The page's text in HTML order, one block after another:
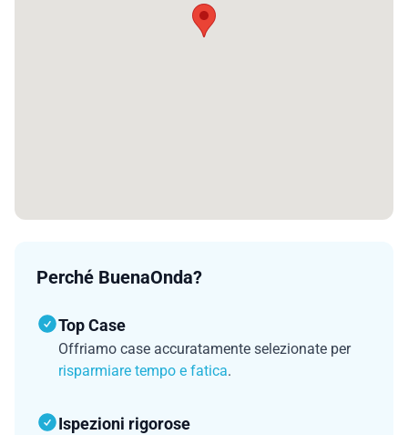
Perché BuenaOnda?
Top Case
Offriamo case accuratamente selezionate per
risparmiare tempo e fatica.
Ispezioni rigorose